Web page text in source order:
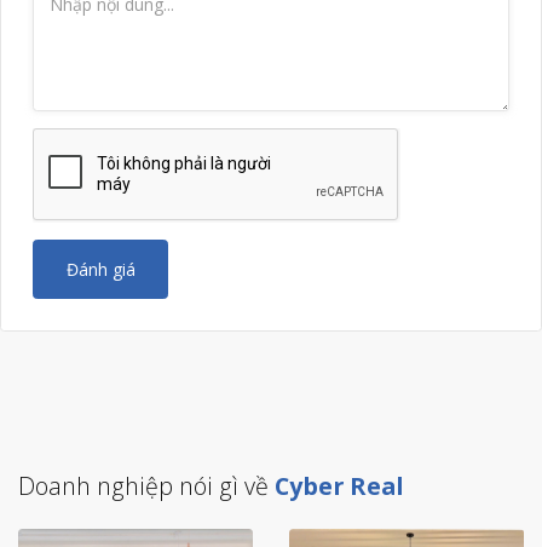
Đánh giá
Doanh nghiệp nói gì về Cyber Real